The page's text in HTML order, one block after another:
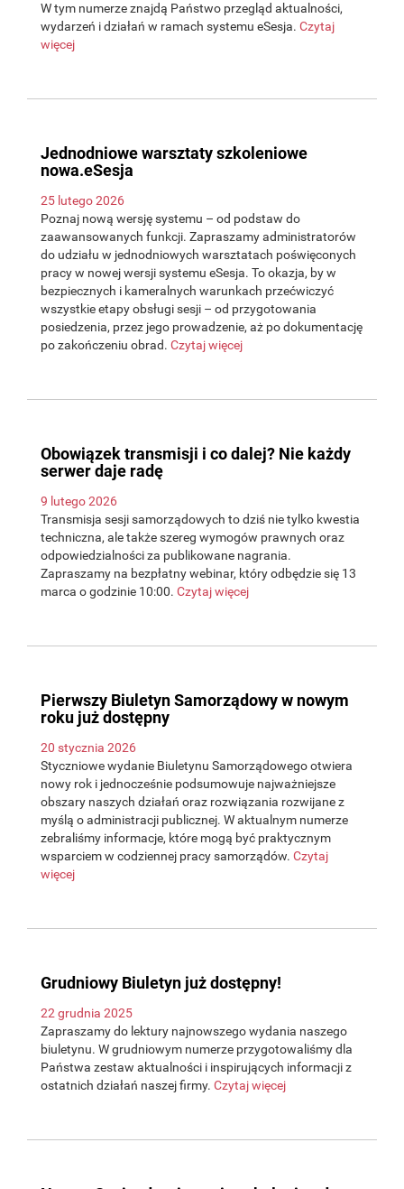
W tym numerze znajdą Państwo przegląd aktualności,
wydarzeń i działań w ramach systemu eSesja. Czytaj
więcej
Jednodniowe warsztaty szkoleniowe
nowa.eSesja
25 lutego 2026
Poznaj nową wersję systemu – od podstaw do
zaawansowanych funkcji. Zapraszamy administratorów
do udziału w jednodniowych warsztatach poświęconych
pracy w nowej wersji systemu eSesja. To okazja, by w
bezpiecznych i kameralnych warunkach przećwiczyć
wszystkie etapy obsługi sesji – od przygotowania
posiedzenia, przez jego prowadzenie, aż po dokumentację
po zakończeniu obrad. Czytaj więcej
Obowiązek transmisji i co dalej? Nie każdy
serwer daje radę
9 lutego 2026
Transmisja sesji samorządowych to dziś nie tylko kwestia
techniczna, ale także szereg wymogów prawnych oraz
odpowiedzialności za publikowane nagrania.
Zapraszamy na bezpłatny webinar, który odbędzie się 13
marca o godzinie 10:00. Czytaj więcej
Pierwszy Biuletyn Samorządowy w nowym
roku już dostępny
20 stycznia 2026
Styczniowe wydanie Biuletynu Samorządowego otwiera
nowy rok i jednocześnie podsumowuje najważniejsze
obszary naszych działań oraz rozwiązania rozwijane z
myślą o administracji publicznej. W aktualnym numerze
zebraliśmy informacje, które mogą być praktycznym
wsparciem w codziennej pracy samorządów. Czytaj
więcej
Grudniowy Biuletyn już dostępny!
22 grudnia 2025
Zapraszamy do lektury najnowszego wydania naszego
biuletynu. W grudniowym numerze przygotowaliśmy dla
Państwa zestaw aktualności i inspirujących informacji z
ostatnich działań naszej firmy. Czytaj więcej